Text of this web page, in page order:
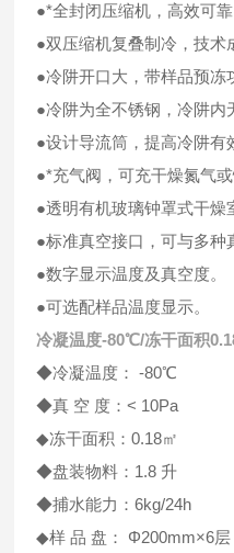
●*全封闭压缩机，高效可
●双压缩机复叠制冷，技术
●冷阱开口大，带样品预冻
●冷阱为全不锈钢，冷阱内
●设计导流筒，提高冷阱有
●*充气阀，可充干燥氮气或
●透明有机玻璃钟罩式干燥
●标准真空接口，可与多种
●数字显示温度及真空度。
●可选配样品温度显示。
冷凝温度-80℃/冻干面积
◆冷凝温度： -80℃
◆真 空 度：< 10Pa
◆冻干面积：0.18㎡
◆盘装物料：1.8 升
◆捕水能力：6kg/24h
◆样 品 盘： Φ200mm×6层